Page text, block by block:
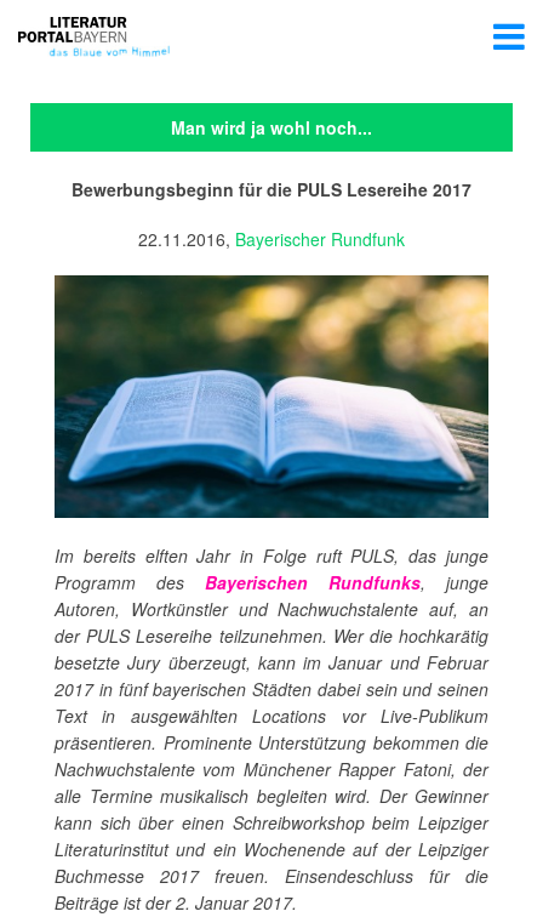
Man wird ja wohl noch...
Bewerbungsbeginn für die PULS Lesereihe 2017
22.11.2016, Bayerischer Rundfunk
Im bereits elften Jahr in Folge ruft PULS, das junge
Programm des Bayerischen Rundfunks, junge
Autoren, Wortkünstler und Nachwuchstalente auf, an
der PULS Lesereihe teilzunehmen. Wer die hochkarätig
besetzte Jury überzeugt, kann im Januar und Februar
2017 in fünf bayerischen Städten dabei sein und seinen
Text in ausgewählten Locations vor Live-Publikum
präsentieren. Prominente Unterstützung bekommen die
Nachwuchstalente vom Münchener Rapper Fatoni, der
alle Termine musikalisch begleiten wird. Der Gewinner
kann sich über einen Schreibworkshop beim Leipziger
Literaturinstitut und ein Wochenende auf der Leipziger
Buchmesse 2017 freuen. Einsendeschluss für die
Beiträge ist der 2. Januar 2017.